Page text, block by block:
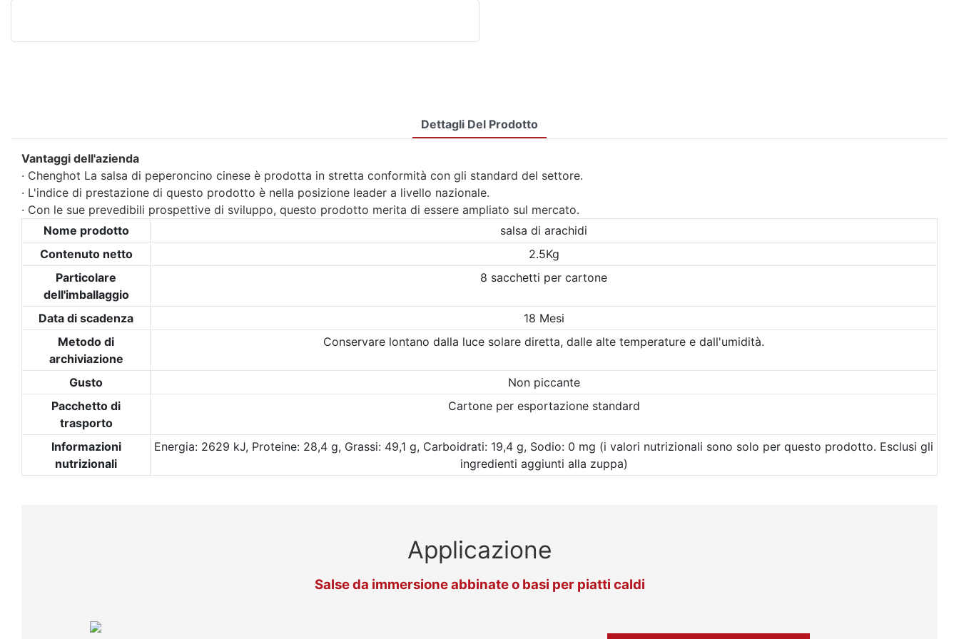
Dettagli Del Prodotto
Vantaggi dell'azienda
· Chenghot La salsa di peperoncino cinese è prodotta in stretta conformità con gli standard del settore.
· L'indice di prestazione di questo prodotto è nella posizione leader a livello nazionale.
· Con le sue prevedibili prospettive di sviluppo, questo prodotto merita di essere ampliato sul mercato.
Nome prodotto
salsa di arachidi
Contenuto netto
2.5Kg
Particolare
dell'imballaggio
8 sacchetti per cartone
Data di scadenza
18 Mesi
Metodo di
archiviazione
Conservare lontano dalla luce solare diretta, dalle alte temperature e dall'umidità.
Gusto
Non piccante
Pacchetto di
trasporto
Cartone per esportazione standard
Informazioni
nutrizionali
Energia: 2629 kJ, Proteine: 28,4 g, Grassi: 49,1 g, Carboidrati: 19,4 g, Sodio: 0 mg (i valori nutrizionali sono solo per questo prodotto. Esclusi gli
ingredienti aggiunti alla zuppa)
Applicazione
Salse da immersione abbinate o basi per piatti caldi